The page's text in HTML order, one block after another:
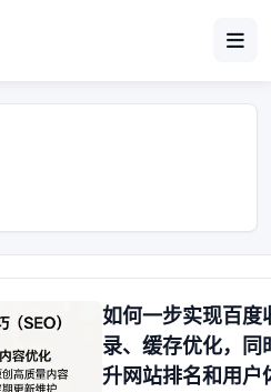
如何一步实现百度
录、缓存优化，同
升网站排名和用户